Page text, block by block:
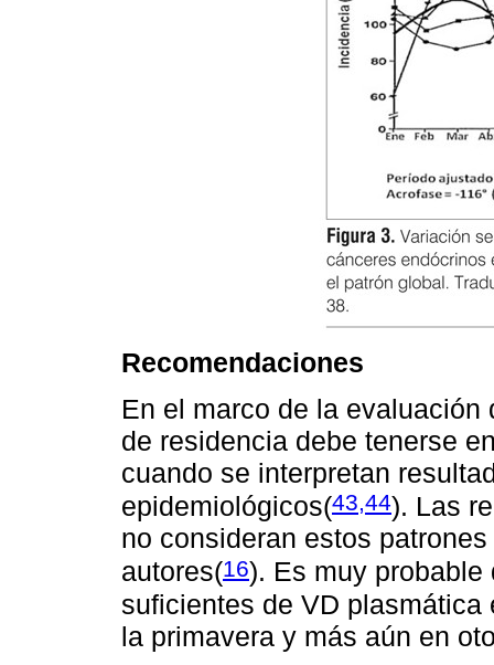
Recomendaciones
En el marco de la
de residencia debe tenerse
cuando se interpretan
epidemiológicos(43,44). Las
no consideran estos
autores(16). Es muy
suficientes de VD
la primavera y más aún en